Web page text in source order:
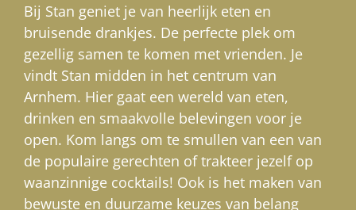
Bij Stan geniet je van heerlijk eten en
bruisende drankjes. De perfecte plek om
gezellig samen te komen met vrienden. Je
vindt Stan midden in het centrum van
Arnhem. Hier gaat een wereld van eten,
drinken en smaakvolle belevingen voor je
open. Kom langs om te smullen van een van
de populaire gerechten of trakteer jezelf op
waanzinnige cocktails! Ook is het maken van
bewuste en duurzame keuzes van belang